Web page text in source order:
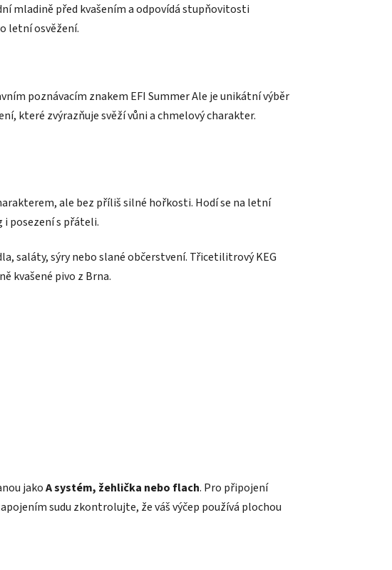
mladině před kvašením a odpovídá stupňovitosti
letní osvěžení.
poznávacím znakem EFI Summer Ale je unikátní výběr
které zvýrazňuje svěží vůni a chmelový charakter.
ale bez příliš silné hořkosti. Hodí se na letní
posezení s přáteli.
saláty, sýry nebo slané občerstvení. Třicetilitrový KEG
kvašené pivo z Brna.
jakoA systém, žehlička nebo flach. Pro připojení
sudu zkontrolujte, že váš výčep používá plochou